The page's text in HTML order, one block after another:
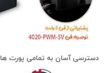
دسترسی آسان به تمامی پورت ها